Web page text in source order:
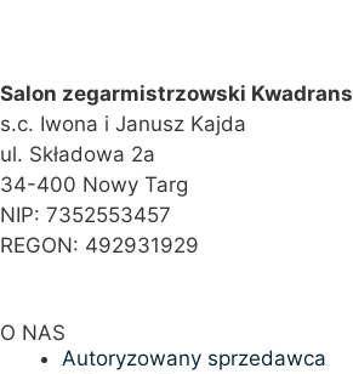
Salon zegarmistrzowski Kwadrans
s.c. Iwona i Janusz Kajda
ul. Składowa 2a
34-400 Nowy Targ
NIP: 7352553457
REGON: 492931929
O NAS
Autoryzowany sprzedawca